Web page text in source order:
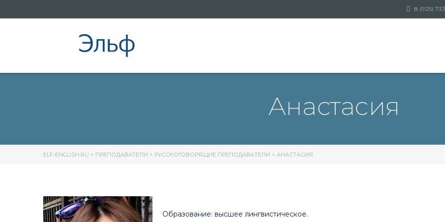
8 (925)
Анастасия
ELF-ENGLISH.RU > ПРЕПОДАВАТЕЛИ > РУССКОГОВОРЯЩИЕ ПРЕПОДАВАТЕЛИ > АНАСТАСИЯ
Образование: высшее лингвистическое.